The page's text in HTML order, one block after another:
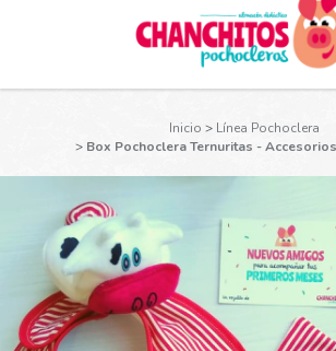
Inicio > Línea Pochoclera
> Box Pochoclera Ternuritas -